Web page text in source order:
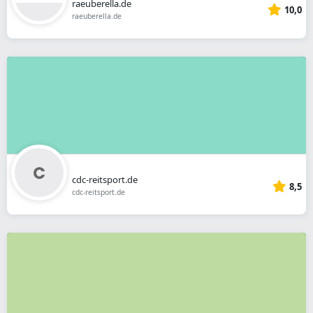
raeuberella.de
raeuberella.de 10,0
cdc-reitsport.de
cdc-reitsport.de 8,5